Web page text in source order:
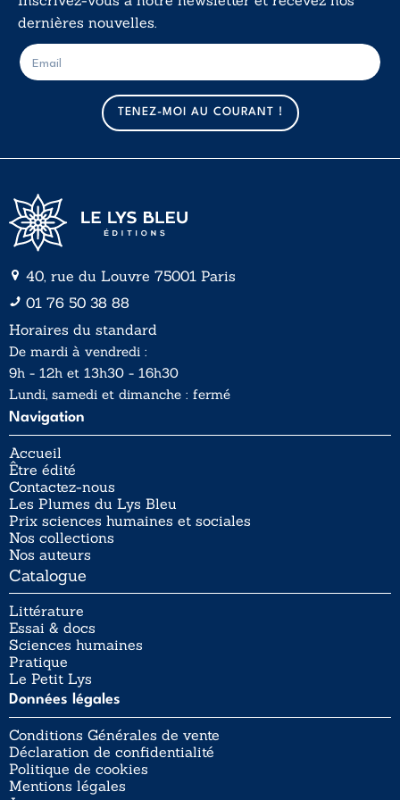
dernières nouvelles.
m
a
i
l
E
-
m
TENEZ-MOI AU COURANT !
40, rue du Louvre 75001 Paris
01 76 50 38 88
Horaires du standard
De mardi à vendredi :
9h - 12h et 13h30 - 16h30
Lundi, samedi et dimanche : fermé
Navigation
Accueil
Être édité
Contactez-nous
Les Plumes du Lys Bleu
Prix sciences humaines et sociales
Nos collections
Nos auteurs
Catalogue
Littérature
Essai & docs
Sciences humaines
Pratique
Le Petit Lys
Données légales
Conditions Générales de vente
Déclaration de confidentialité
Politique de cookies
Mentions légales